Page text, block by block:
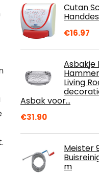
Cutan
€16.97
Asbakje
Living
Asbak voor…
€31.90
Meister
m